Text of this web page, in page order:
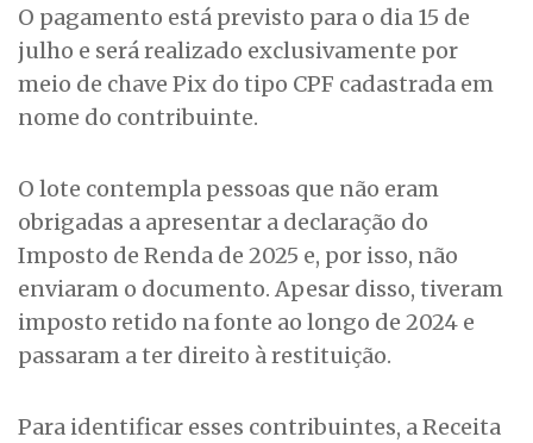
O pagamento está previsto para o dia 15 de
julho e será realizado exclusivamente por
meio de chave Pix do tipo CPF cadastrada em
nome do contribuinte.
O lote contempla pessoas que não eram
obrigadas a apresentar a declaração do
Imposto de Renda de 2025 e, por isso, não
enviaram o documento. Apesar disso, tiveram
imposto retido na fonte ao longo de 2024 e
passaram a ter direito à restituição.
Para identificar esses contribuintes, a Receita